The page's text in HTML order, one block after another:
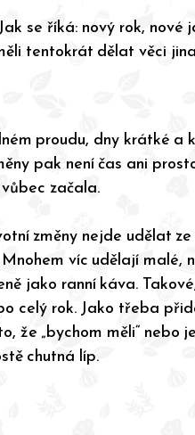
se říká: nový rok, nové
tentokrát dělat věci
proudu, dny krátké a
pak není čas ani
začala.
změny nejde udělat
víc udělají malé,
jako ranní káva.
celý rok. Jako třeba
že „bychom měli“ nebo
chutná líp.